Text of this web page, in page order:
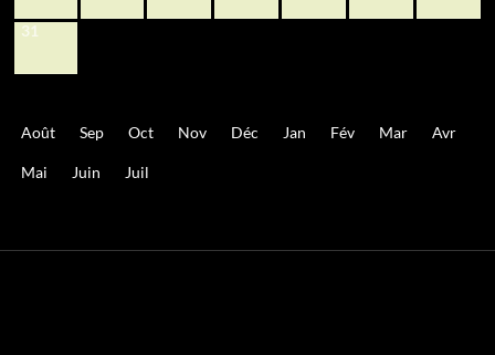
31
Août Sep Oct Nov Déc Jan Fév Mar Avr
Mai Juin Juil